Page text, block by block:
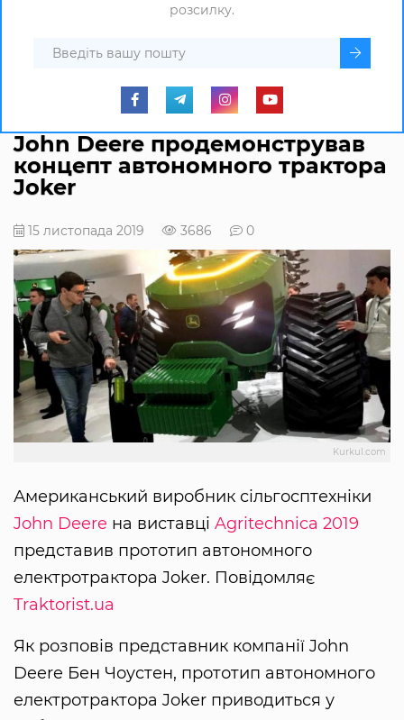
розсилку.
John Deere продемонстрував
концепт автономного трактора
Joker
15 листопада 2019 3686 0
Kurkul.com
Американський виробник сільгосптехніки
John Deere на виставці Agritechnica 2019
представив прототип автономного
електротрактора Joker. Повідомляє
Traktorist.ua
Як розповів представник компанії John
Deere Бен Чоустен, прототип автономного
електротрактора Joker приводиться у